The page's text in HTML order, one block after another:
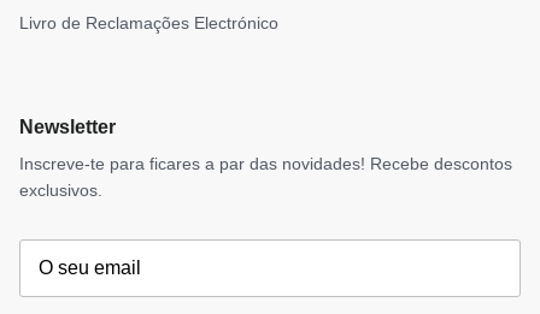
Livro de Reclamações Electrónico
Newsletter
Inscreve-te para ficares a par das novidades! Recebe descontos
exclusivos.